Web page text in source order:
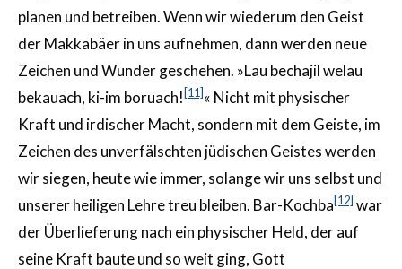
planen und betreiben. Wenn wir wiederum den Geist
der Makkabäer in uns aufnehmen, dann werden neue
Zeichen und Wunder geschehen. »Lau bechajil welau
bekauach, ki-im boruach! [11]« Nicht mit physischer
Kraft und irdischer Macht, sondern mit dem Geiste, im
Zeichen des unverfälschten jüdischen Geistes werden
wir siegen, heute wie immer, solange wir uns selbst und
unserer heiligen Lehre treu bleiben. Bar-Kochba[12] war
der Überlieferung nach ein physischer Held, der auf
seine Kraft baute und so weit ging, Gott